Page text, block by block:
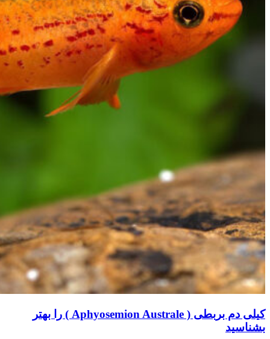
کیلی دم بربطی ( Aphyosemion Australe ) را بهتر
بشناسید